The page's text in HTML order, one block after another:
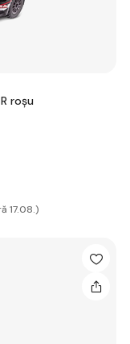
roșu
17.08.)